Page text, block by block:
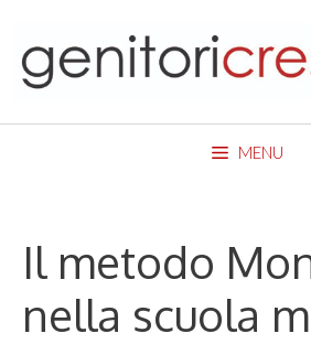
content
MENU
Il metodo
nella scuola